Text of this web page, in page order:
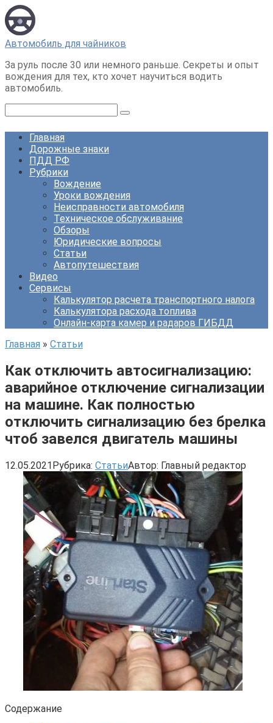
Перейти
к
контенту
Автомобиль для чайников
За руль после 30 или немного раньше. Секреты и опыт
вождения для тех, кто хочет научиться водить
автомобиль.
Главная
Дорожные знаки
ПДД РФ
Рубрики
Вождение
Уроки вождения
Неисправности автомобиля
Техническое обслуживание
Обзоры
Юридические вопросы
Статьи
Автопутешествия
Видео
Сервисы
Калькулятор расчета транспортного налога
Калькулятора расхода топлива
Онлайн-карта камер и радаров ГИБДД
Главная » Статьи
Как отключить автосигнализацию:
аварийное отключение сигнализации
на машине. Как полностью
отключить сигнализацию без брелка
чтоб завелся двигатель машины
12.05.2021Рубрика: СтатьиАвтор: Главный редактор
Содержание